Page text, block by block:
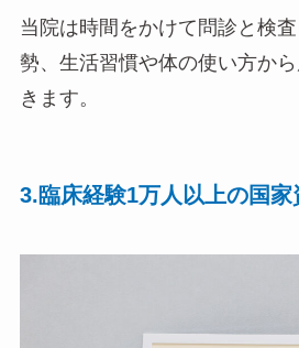
当院は時間をかけて問診と検
勢、生活習慣や体の使い方か
きます。
3.臨床経験1万人以上の国